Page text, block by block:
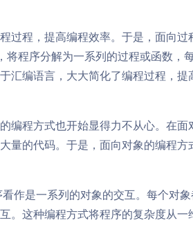
过程，提高编程效率。于是，面向过
程序分解为一系列的过程或函数，
汇编语言，大大简化了编程过程，提
编程方式也开始显得力不从心。在面
量的代码。于是，面向对象的编程方
作是一系列的对象的交互。每个对
。这种编程方式将程序的复杂度从一